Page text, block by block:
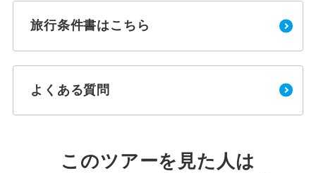
旅行条件書はこちら
よくある質問
このツアーを見た人は